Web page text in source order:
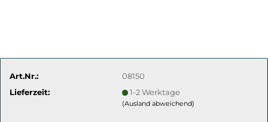
Art.Nr.:
08150
Lieferzeit:
1-2 Werktage
(Ausland abweichend)